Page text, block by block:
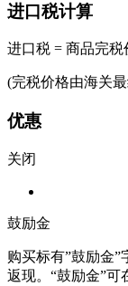
进口税计算
进口税 = 商品完
(完税价格由海关
优惠
关闭
鼓励金
购买标有”鼓励金
返现。“鼓励金”可